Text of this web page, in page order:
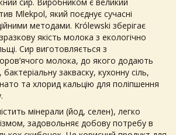
сир. Виробником є великий
Mlekpol, який поєднує сучасні
методами. Królewski зберігає
якість молока з екологічно
Сир виготовляється з
молока, до якого додають
закваску, кухонну сіль,
та хлорид кальцію для поліпшення
мінерали (йод, селен), легко
задовольняє добову потребу в